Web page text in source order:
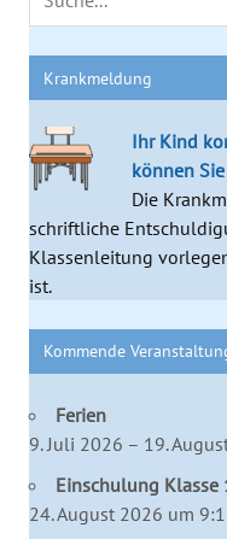
Krankmeldung
Ihr Kind
können
Die
schriftliche
Klassenleitung
ist.
Kommende
Ferien
9. Juli 2026 – 19.
Einschulung Klasse
24. August 2026 um